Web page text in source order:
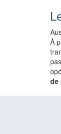
À
de